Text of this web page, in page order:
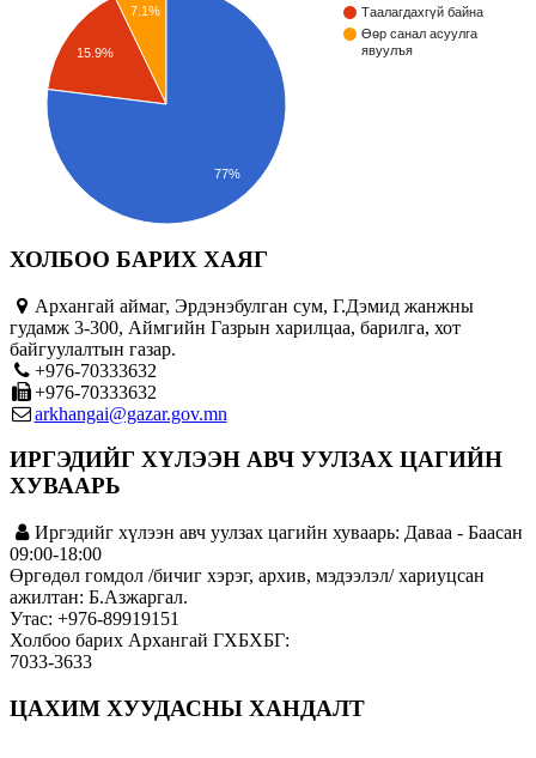
Таалагдахгүй байна
Өөр санал асуулга
явуулъя
7.1%
15.9%
77%
ХОЛБОО БАРИХ ХАЯГ
Архангай аймаг, Эрдэнэбулган сум, Г.Дэмид жанжны
гудамж 3-300, Аймгийн Газрын харилцаа, барилга, хот
байгуулалтын газар.
+976-70333632
+976-70333632
arkhangai@gazar.gov.mn
ИРГЭДИЙГ ХҮЛЭЭН АВЧ УУЛЗАХ ЦАГИЙН
ХУВААРЬ
Иргэдийг хүлээн авч уулзах цагийн хуваарь: Даваа - Баасан
09:00-18:00
Өргөдөл гомдол /бичиг хэрэг, архив, мэдээлэл/ хариуцсан
ажилтан: Б.Азжаргал.
Утас: +976-89919151
Холбоо барих Архангай ГХБХБГ:
7033-3633
ЦАХИМ ХУУДАСНЫ ХАНДАЛТ